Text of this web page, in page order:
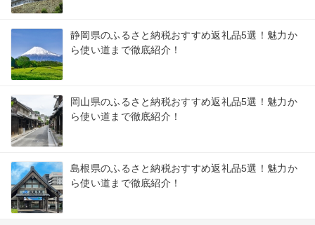
静岡県のふるさと納税おすすめ返礼品5選！魅力か
ら使い道まで徹底紹介！
岡山県のふるさと納税おすすめ返礼品5選！魅力か
ら使い道まで徹底紹介！
島根県のふるさと納税おすすめ返礼品5選！魅力か
ら使い道まで徹底紹介！